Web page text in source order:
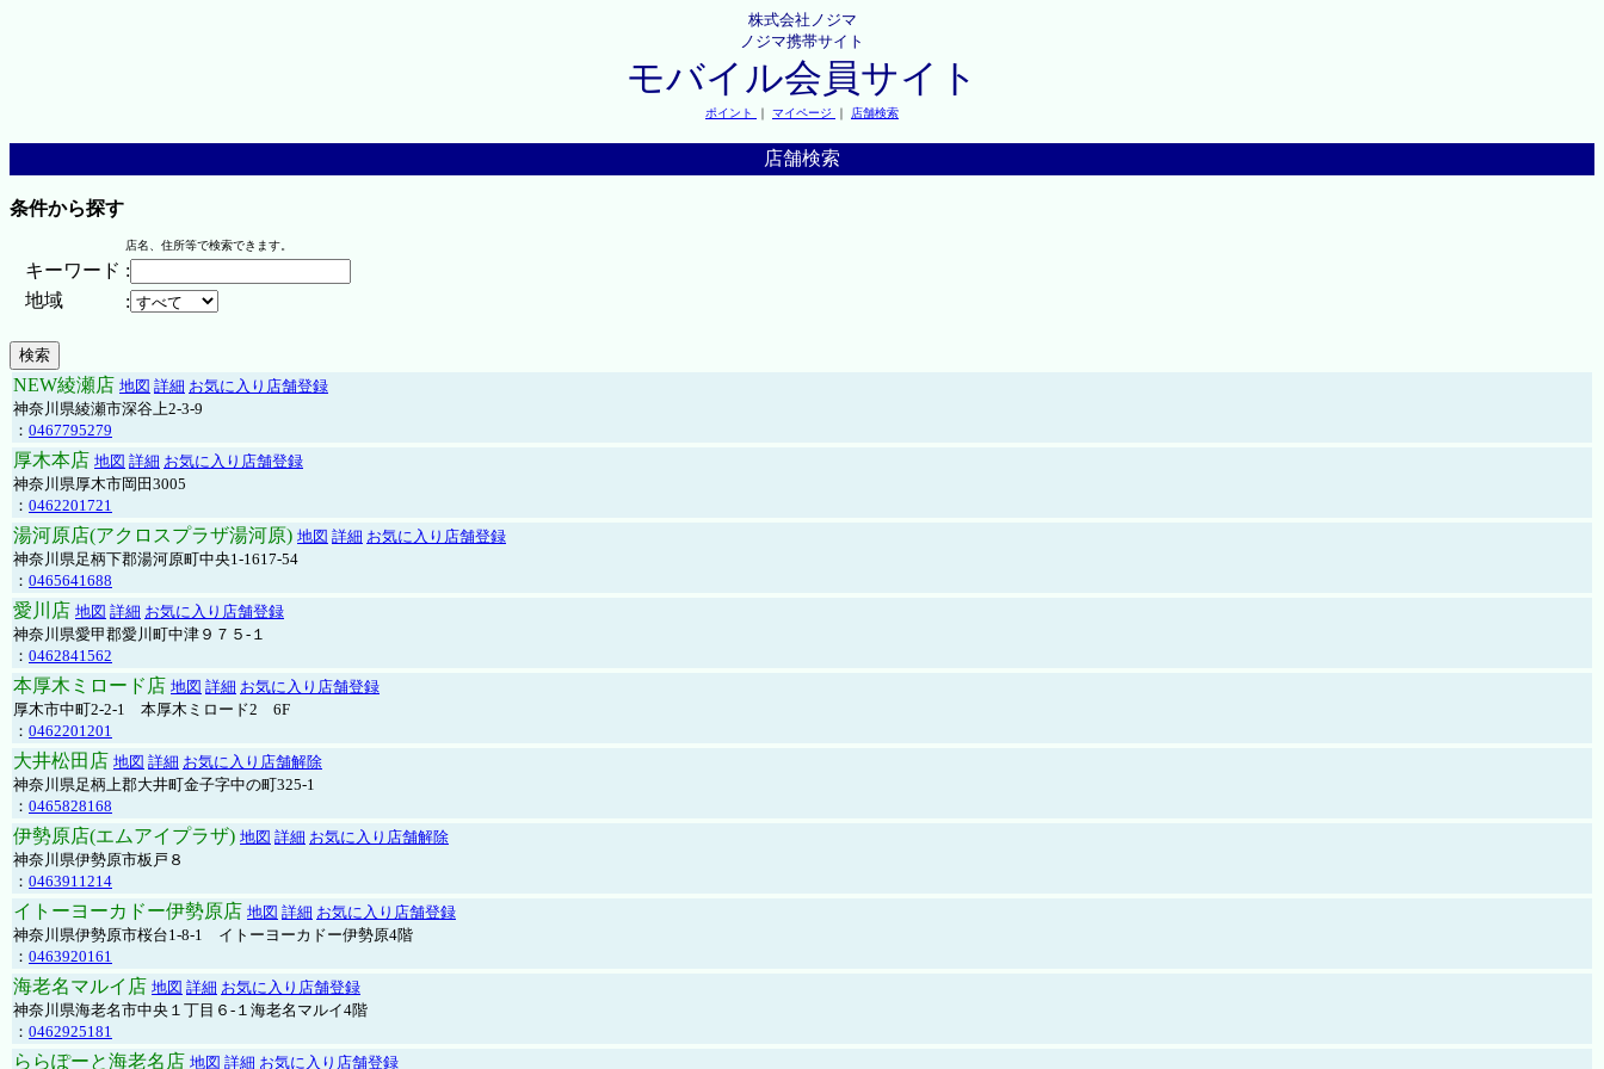
株式会社ノジマ
ノジマ携帯サイト
モバイル会員サイト
ポイント ｜ マイページ ｜ 店舗検索
店舗検索
条件から探す
店名、住所等で検索できます。
キーワード :
地域
:
NEW綾瀬店 地図 詳細 お気に入り店舗登録
神奈川県綾瀬市深谷上2-3-9
： 0467795279
厚木本店 地図 詳細 お気に入り店舗登録
神奈川県厚木市岡田3005
： 0462201721
湯河原店(アクロスプラザ湯河原) 地図 詳細 お気に入り店舗登録
神奈川県足柄下郡湯河原町中央1-1617-54
： 0465641688
愛川店 地図 詳細 お気に入り店舗登録
神奈川県愛甲郡愛川町中津９７５-１
： 0462841562
本厚木ミロード店 地図 詳細 お気に入り店舗登録
厚木市中町2-2-1 本厚木ミロード2 6F
： 0462201201
大井松田店 地図 詳細 お気に入り店舗解除
神奈川県足柄上郡大井町金子字中の町325-1
： 0465828168
伊勢原店(エムアイプラザ) 地図 詳細 お気に入り店舗解除
神奈川県伊勢原市板戸８
： 0463911214
イトーヨーカドー伊勢原店 地図 詳細 お気に入り店舗登録
神奈川県伊勢原市桜台1-8-1 イトーヨーカドー伊勢原4階
： 0463920161
海老名マルイ店 地図 詳細 お気に入り店舗登録
神奈川県海老名市中央１丁目６-１海老名マルイ4階
： 0462925181
ららぽーと海老名店 地図 詳細 お気に入り店舗登録